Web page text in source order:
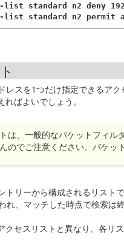
list standard n2 deny
list standard n2 permit
レスを1つだけ指定できるア
ばよいでしょう。
は、一般的なパケットフィ
のでご注意ください。パケ
トリーから構成されるリス
れ、マッチした時点で検索
クセスリストと異なり、各リ